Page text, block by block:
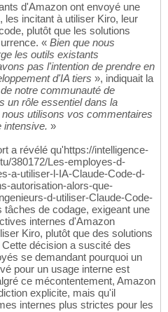
d'Amazon ont envoyé une
les incitant à utiliser Kiro, leur
plutôt que les solutions
« Bien que nous
les outils existants
pas l'intention de prendre en
d'IA tiers », indiquait la
notre communauté de
un rôle essentiel dans la
utilisons vos commentaires
intensive. »
a révélé qu'https://intelligence-
380172/Les-employes-d-
a-utiliser-l-IA-Claude-Code-d-
autorisation-alors-que-
d-utiliser-Claude-Code-
de codage, exigeant une
internes d'Amazon
Kiro, plutôt que des solutions
décision a suscité des
se demandant pourquoi un
pour un usage interne est
ce mécontentement, Amazon
explicite, mais qu'il
internes plus strictes pour les